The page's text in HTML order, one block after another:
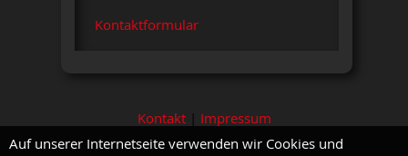
Kontaktformular
Kontakt| Impressum
Auf unserer Internetseite verwenden wir Cookies und